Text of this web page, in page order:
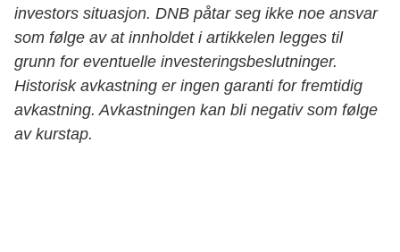
investors situasjon. DNB påtar seg ikke noe ansvar
som følge av at innholdet i artikkelen legges til
grunn for eventuelle investeringsbeslutninger.
Historisk avkastning er ingen garanti for fremtidig
avkastning. Avkastningen kan bli negativ som følge
av kurstap.